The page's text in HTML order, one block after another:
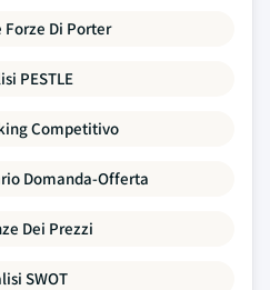
Forze Di Porter
PESTLE
Competitivo
Domanda-Offerta
Dei Prezzi
SWOT